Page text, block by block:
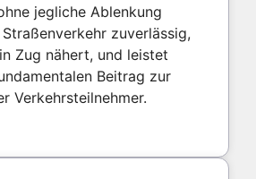
jegliche Ablenkung
zuverlässig,
Zug nähert, und leistet
Beitrag zur
Verkehrsteilnehmer.